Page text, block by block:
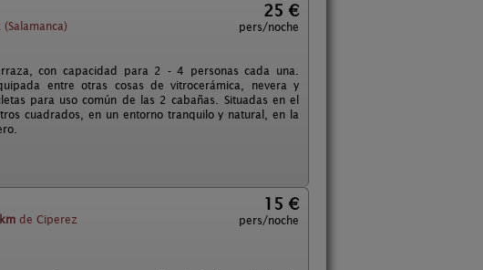
25 €
pers/noche
con capacidad para 2 - 4 personas cada una.
entre otras cosas de vitrocerámica, nevera y
para uso común de las 2 cabañas. Situadas en el
cuadrados, en un entorno tranquilo y natural, en la
de Ciperez
15 €
pers/noche